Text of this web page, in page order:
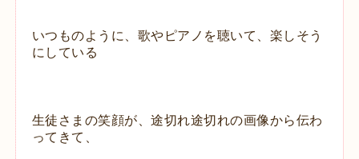
いつものように、歌やピアノを聴いて、楽しそう
にしている
生徒さまの笑顔が、途切れ途切れの画像から伝わ
ってきて、